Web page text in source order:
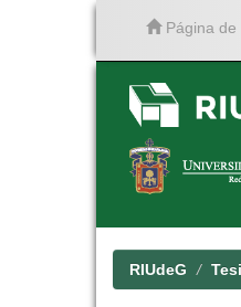
Página de
RIUdeG